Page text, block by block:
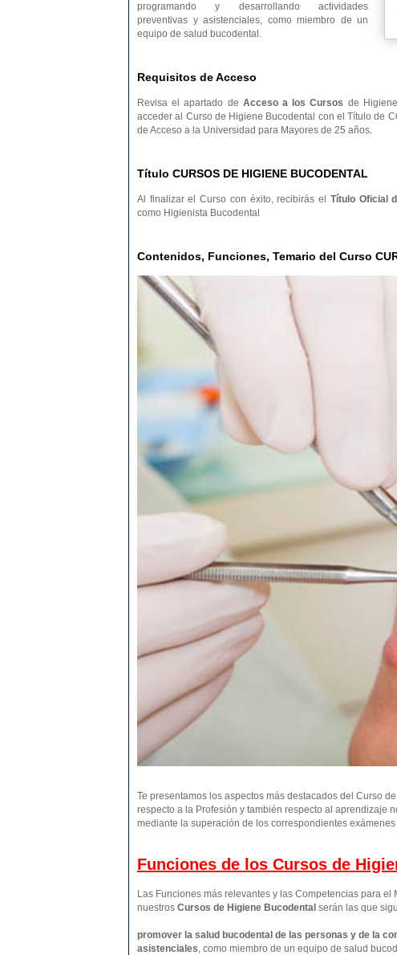
programando y desarrollando actividades
preventivas y asistenciales, como miembro de un
equipo de salud bucodental.
Requisitos de Acceso
Revisa el apartado de Acceso a los Cursos de
acceder al Curso de Higiene Bucodental con el Título de
de Acceso a la Universidad para Mayores de 25 años.
Título CURSOS DE HIGIENE BUCODENTAL
Al finalizar el Curso con éxito, recibirás el Título Oficial
como Higienista Bucodental
Contenidos, Funciones, Temario del Curso
Te presentamos los aspectos más destacados del Curso
respecto a la Profesión y también respecto al aprendizaje
mediante la superación de los correspondientes exámenes
Funciones de los Cursos de
Las Funciones más relevantes y las Competencias para
nuestros Cursos de Higiene Bucodental serán las que
promover la salud bucodental de las personas y de la
asistenciales , como miembro de un equipo de salud